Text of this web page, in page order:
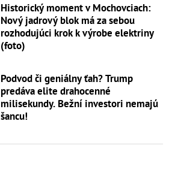
Historický moment v Mochovciach:
Nový jadrový blok má za sebou
rozhodujúci krok k výrobe elektriny
(foto)
Podvod či geniálny ťah? Trump
predáva elite drahocenné
milisekundy. Bežní investori nemajú
šancu!